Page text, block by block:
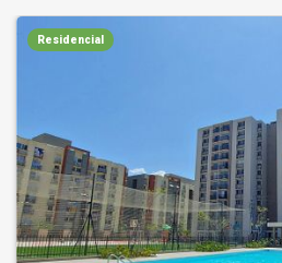
Residencial